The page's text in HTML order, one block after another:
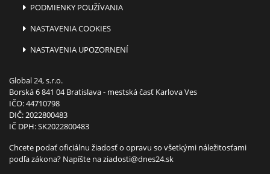
PODMIENKY POUŽÍVANIA
NASTAVENIA COOKIES
NASTAVENIA UPOZORNENÍ
Global 24, s.r.o.
Borská 6 841 04 Bratislava - mestská časť Karlova Ves
IČO: 44710798
DIČ: 2022800483
IČ DPH: SK2022800483
Chcete podať oficiálnu žiadosť o opravu so všetkými náležitosťami
podľa zákona? Napíšte naziadosti@dnes24.sk